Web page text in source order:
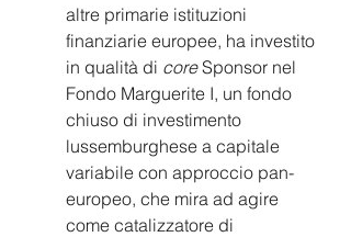
altre primarie istituzioni
finanziarie europee, ha investito
in qualità di core Sponsor nel
Fondo Marguerite I, un fondo
chiuso di investimento
lussemburghese a capitale
variabile con approccio pan-
europeo, che mira ad agire
come catalizzatore di